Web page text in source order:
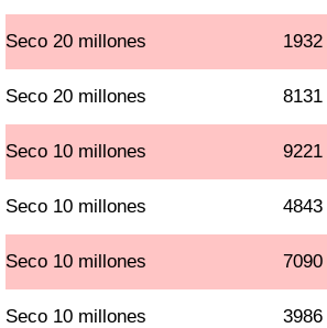
Seco 20 millones 1932
Seco 20 millones 8131
Seco 10 millones 9221
Seco 10 millones 4843
Seco 10 millones 7090
Seco 10 millones 3986